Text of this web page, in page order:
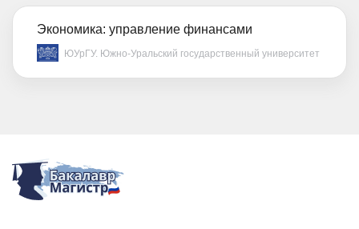
Экономика: управление финансами
ЮУрГУ. Южно-Уральский государственный университет